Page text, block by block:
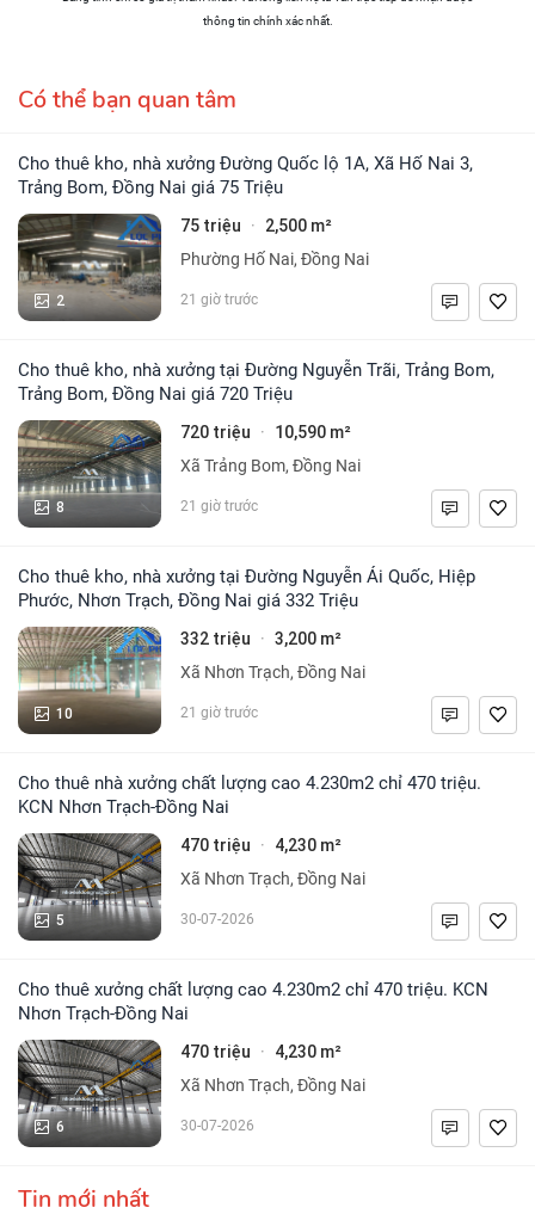
thông tin chính xác nhất.
Có thể bạn quan tâm
Cho thuê kho, nhà xưởng Đường Quốc lộ 1A, Xã Hố Nai 3,
Trảng Bom, Đồng Nai giá 75 Triệu
2
75 triệu · 2,500 m²
Phường Hố Nai, Đồng Nai
21 giờ trước
Cho thuê kho, nhà xưởng tại Đường Nguyễn Trãi, Trảng Bom,
Trảng Bom, Đồng Nai giá 720 Triệu
8
720 triệu · 10,590 m²
Xã Trảng Bom, Đồng Nai
21 giờ trước
Cho thuê kho, nhà xưởng tại Đường Nguyễn Ái Quốc, Hiệp
Phước, Nhơn Trạch, Đồng Nai giá 332 Triệu
10
332 triệu · 3,200 m²
Xã Nhơn Trạch, Đồng Nai
21 giờ trước
Cho thuê nhà xưởng chất lượng cao 4.230m2 chỉ 470 triệu.
KCN Nhơn Trạch-Đồng Nai
5
470 triệu · 4,230 m²
Xã Nhơn Trạch, Đồng Nai
30-07-2026
Cho thuê xưởng chất lượng cao 4.230m2 chỉ 470 triệu. KCN
Nhơn Trạch-Đồng Nai
6
470 triệu · 4,230 m²
Xã Nhơn Trạch, Đồng Nai
30-07-2026
Tin mới nhất